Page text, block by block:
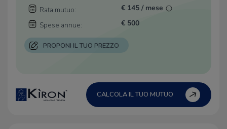
Rata mutuo:
€ 145 / mese
Spese annue:
€ 500
PROPONI IL TUO PREZZO
CALCOLA IL TUO MUTUO